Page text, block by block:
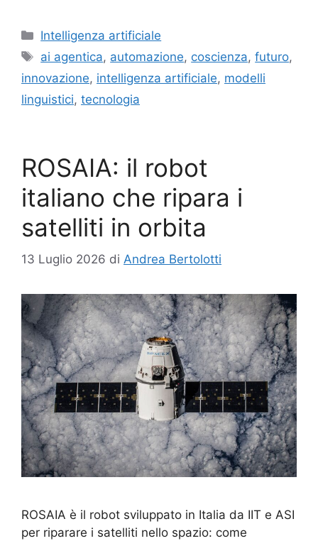
Categorie
Intelligenza artificiale
Tag
ai agentica, automazione, coscienza,futuro,
innovazione, intelligenza artificiale, modelli
linguistici, tecnologia
ROSAIA: il robot
italiano che ripara i
satelliti in orbita
13 Luglio 2026 di Andrea Bertolotti
ROSAIA è il robot sviluppato in Italia da IIT e ASI
per riparare i satelliti nello spazio: come